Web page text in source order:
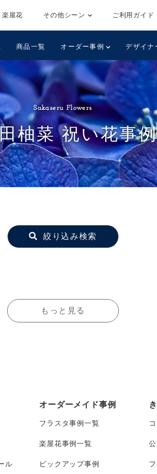
楽屋花 その他シーン ご利用ガイド
商品一覧 オーダー事例 デザイ
Sakaseru Flowers
柚菜 祝い花事
絞り込み検索
もっと見る
ル
オーダーメイド事例
フラスタ事例一覧
楽屋花事例一覧
ピックアップ事例